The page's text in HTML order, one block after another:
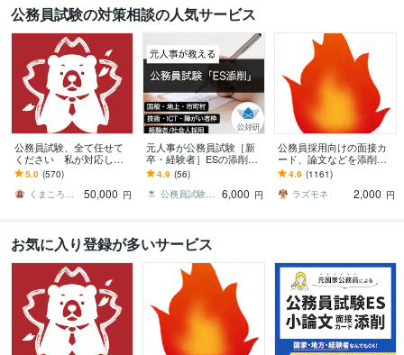
公務員試験の対策相談の人気サービス
公務員試験、全て任せて
ください 私が対応しま
す （提出書類内容、面接
発言内容、私に全て任せ
てください）
5.0 (570)
くまころころ
50,000 円
元人事が公務員試験［新
卒・経験者］ESの添削し
ます 国般・地上・市町村
（行政、技術、ICT、管理
職、障がい者枠）
4.9 (56)
公務員試験対策研究所
6,000 円
公務員採用向けの面接カ
ード、論文などを添削し
ます 公務員の採用担当・
面接官だった経験を生か
した厳しい添削です。
4.9 (1161)
ラズモネ
2,000 円
お気に入り登録が多いサービス